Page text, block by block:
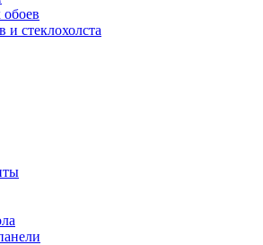
и стеклохолста